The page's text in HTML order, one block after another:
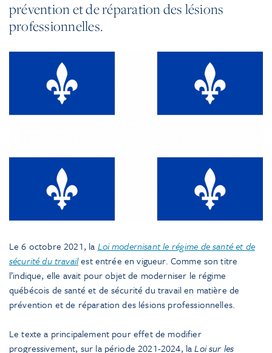
prévention et de réparation des lésions
professionnelles.
Le 6 octobre 2021, la Loi modernisant le régime de santé et de
sécurité du travailest entrée en vigueur. Comme son titre
l’indique, elle avait pour objet de moderniser le régime
québécois de santé et de sécurité du travail en matière de
prévention et de réparation des lésions professionnelles.
Le texte a principalement pour effet de modifier
progressivement, sur la période 2021-2024, laLoi sur les